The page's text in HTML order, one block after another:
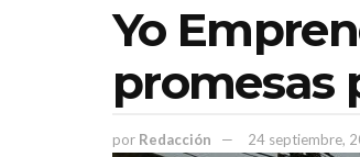
Yo
promesas
por Redacción 24 septiembre,